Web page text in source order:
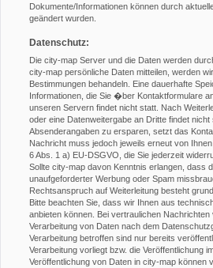
Dokumente/Informationen können durch
geändert wurden.
Datenschutz:
Die city-map Server und die Daten werden
city-map persönliche Daten mitteilen, werden
Bestimmungen behandeln. Eine dauerhafte
Informationen, die Sie �ber Kontaktformulare
unseren Servern findet nicht statt. Nach
oder eine Datenweitergabe an Dritte findet
Absenderangaben zu ersparen, setzt das
Nachricht muss jedoch jeweils erneut von
6 Abs. 1 a) EU-DSGVO, die Sie jederzeit
Sollte city-map davon Kenntnis erlangen, dass
unaufgeforderter Werbung oder Spam
Rechtsanspruch auf Weiterleitung besteht
Bitte beachten Sie, dass wir Ihnen aus
anbieten können. Bei vertraulichen
Verarbeitung von Daten nach dem
Verarbeitung betroffen sind nur bereits
Verarbeitung vorliegt bzw. die Veröffentlichung
Veröffentlichung von Daten in city-map